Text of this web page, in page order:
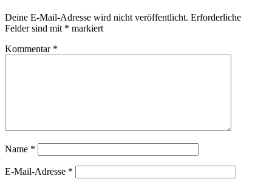
Deine E-Mail-Adresse wird nicht veröffentlicht. Erforderliche
Felder sind mit * markiert
Kommentar *
Name *
E-Mail-Adresse *